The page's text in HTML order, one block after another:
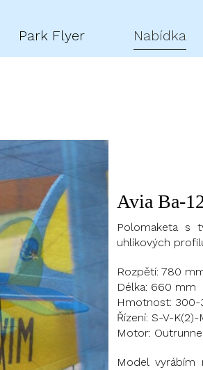
Park Flyer Nabídka
Avia Ba-
Polomaketa s
uhlíkových
Rozpětí: 780
Délka: 660 mm
Hmotnost: 300-
Řízení: S-V-K(2)-
Motor:
Model vyrábím